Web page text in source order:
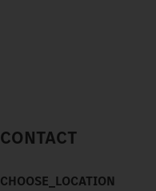
CONTACT
CHOOSE_LOCATION